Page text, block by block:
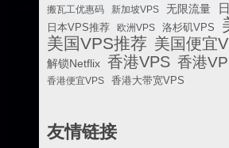
搬瓦工优惠码
新加坡VPS 无限流量
日本VPS推荐 欧洲VPS 洛杉矶VPS
美国VPS推荐 美国便宜
解锁Netflix 香港VPS 香港
香港便宜VPS 香港大带宽VPS
友情链接